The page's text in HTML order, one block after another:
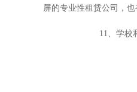
屏的专业性租赁公司，
11、 学校